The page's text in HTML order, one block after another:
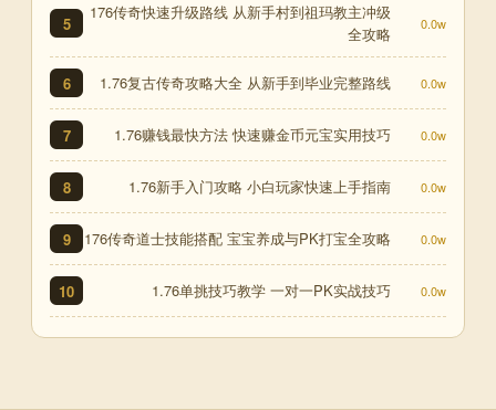
5
176传奇快速升级路线 从新手村到祖玛教主冲级
全攻略
0.0w
6 1.76复古传奇攻略大全 从新手到毕业完整路线 0.0w
7 1.76赚钱最快方法 快速赚金币元宝实用技巧 0.0w
8 1.76新手入门攻略 小白玩家快速上手指南 0.0w
9 176传奇道士技能搭配 宝宝养成与PK打宝全攻略 0.0w
10 1.76单挑技巧教学 一对一PK实战技巧 0.0w